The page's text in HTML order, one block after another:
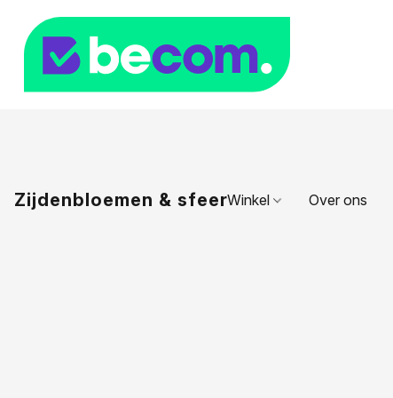
Zijdenbloemen & sfeerWinkel Over ons